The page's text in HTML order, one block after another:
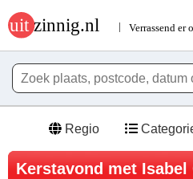
Regio
Kerstavond met Isabel